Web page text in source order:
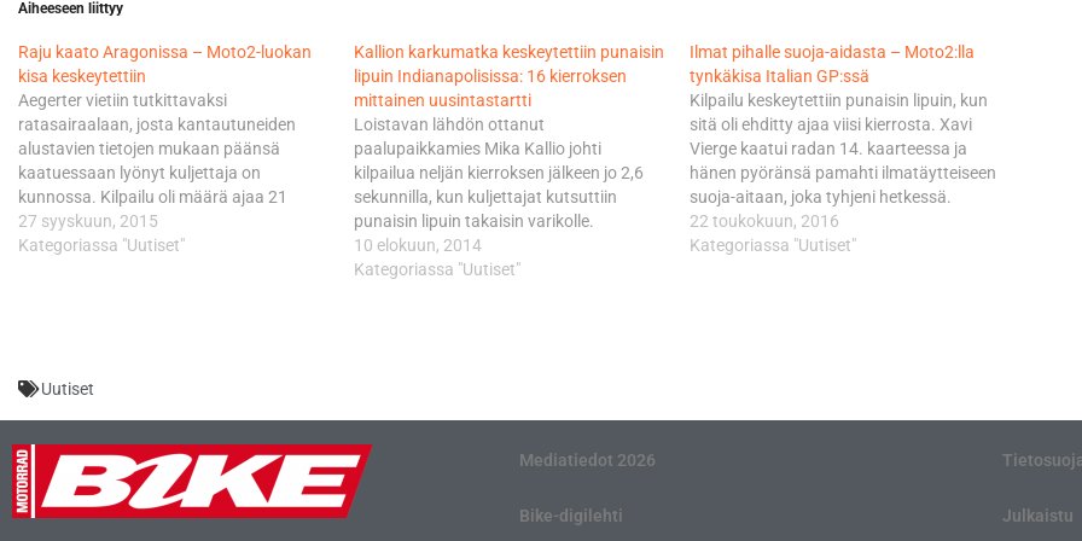
Aiheeseen liittyy
Raju kaato Aragonissa – Moto2-luokan
kisa keskeytettiin
Aegerter vietiin tutkittavaksi
ratasairaalaan, josta kantautuneiden
alustavien tietojen mukaan päänsä
kaatuessaan lyönyt kuljettaja on
kunnossa. Kilpailu oli määrä ajaa 21
kierroksen mittaisena. Uusintastartin
myötä se typistyy 14 kierroksen
qatarilaisessa QMMF-tiimissä.…
27 syyskuun, 2015
Kategoriassa "Uutiset"
Kallion karkumatka keskeytettiin punaisin
lipuin Indianapolisissa: 16 kierroksen
mittainen uusintastartti
Loistavan lähdön ottanut
paalupaikkamies Mika Kallio johti
kilpailua neljän kierroksen jälkeen jo 2,6
sekunnilla, kun kuljettajat kutsuttiin
punaisin lipuin takaisin varikolle.
Uusintastartti käynnistyy klo 19.52
Suomen aikaa ja kisan pituus on 16
10 elokuun, 2014
Kategoriassa "Uutiset"
Ilmat pihalle suoja-aidasta – Moto2:lla
tynkäkisa Italian GP:ssä
Kilpailu keskeytettiin punaisin lipuin, kun
sitä oli ehditty ajaa viisi kierrosta. Xavi
Vierge kaatui radan 14. kaarteessa ja
hänen pyöränsä pamahti ilmatäytteiseen
suoja-aitaan, joka tyhjeni hetkessä.
Hallitseva maailmanmestari,
suomalaistalli Ajo Motorsportin Johann
22 toukokuun, 2016
Kategoriassa "Uutiset"
Uutiset
Mediatiedot 2026
Bike-digilehti Julkaistu